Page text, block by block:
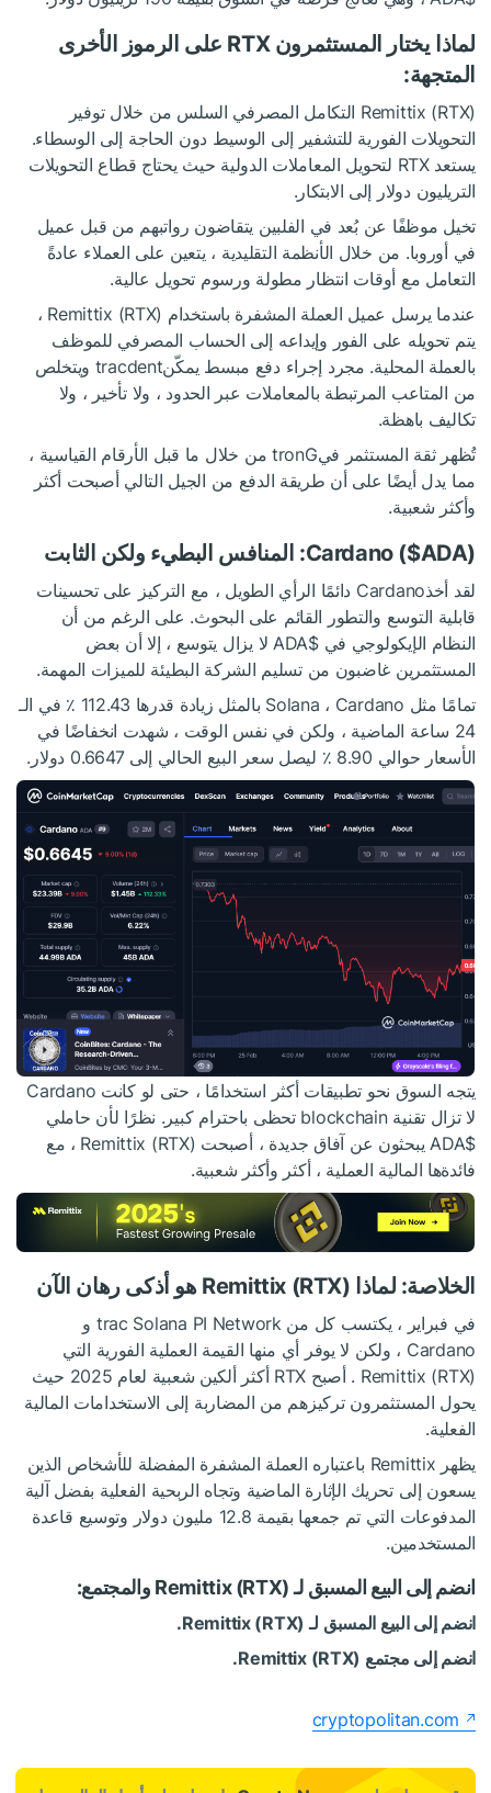
لماذا يختار المستثمرون RTX على الرموز الأخرى
المتجهة:
Remittix (RTX) التكامل المصرفي السلس من خلال توفير
التحويلات الفورية للتشفير إلى الوسيط دون الحاجة إلى الوسطاء.
يستعد RTX لتحويل المعاملات الدولية حيث يحتاج قطاع التحويلات
التريليون دولار إلى الابتكار.
تخيل موظفًا عن بُعد في الفلبين يتقاضون رواتبهم من قبل عميل
في أوروبا. من خلال الأنظمة التقليدية ، يتعين على العملاء عادةً
التعامل مع أوقات انتظار مطولة ورسوم تحويل عالية.
عندما يرسل عميل العملة المشفرة باستخدام Remittix (RTX) ،
يتم تحويله على الفور وإيداعه إلى الحساب المصرفي للموظف
بالعملة المحلية. مجرد إجراء دفع مبسط يمكّنtracdent ويتخلص
من المتاعب المرتبطة بالمعاملات عبر الحدود ، ولا تأخير ، ولا
تكاليف باهظة.
تُظهر ثقة المستثمر فيtronG من خلال ما قبل الأرقام القياسية ،
مما يدل أيضًا على أن طريقة الدفع من الجيل التالي أصبحت أكثر
وأكثر شعبية.
Cardano ($ADA): المنافس البطيء ولكن الثابت
لقد أخذCardano دائمًا الرأي الطويل ، مع التركيز على تحسينات
قابلية التوسع والتطور القائم على البحوث. على الرغم من أن
النظام الإيكولوجي في$ADA
لا يزال يتوسع ، إلا أن بعض
المستثمرين غاضبون من تسليم الشركة البطيئة للميزات المهمة.
تمامًا مثل Solana ، Cardano بالمثل زيادة قدرها 112.43 ٪ في الـ
24 ساعة الماضية ، ولكن في نفس الوقت ، شهدت انخفاضًا في
الأسعار حوالي 8.90 ٪ ليصل سعر البيع الحالي إلى 0.6647 دولار.
يتجه السوق نحو تطبيقات أكثر استخدامًا ، حتى لو كانت Cardano
لا تزال تقنية blockchain تحظى باحترام كبير. نظرًا لأن حاملي
$ADA
يبحثون عن آفاق جديدة ، أصبحت Remittix (RTX) ، مع
فائدةها المالية العملية ، أكثر وأكثر شعبية.
الخلاصة: لماذا Remittix (RTX) هو أذكى رهان الآن
في فبراير ، يكتسب كل من trac Solana PI Network و
Cardano ، ولكن لا يوفر أي منها القيمة العملية الفورية التي
Remittix (RTX) . أصبح RTX أكثر ألكين شعبية لعام 2025 حيث
يحول المستثمرون تركيزهم من المضاربة إلى الاستخدامات المالية
الفعلية.
يظهر Remittix باعتباره العملة المشفرة المفضلة للأشخاص الذين
يسعون إلى تحريك الإثارة الماضية وتجاه الربحية الفعلية بفضل آلية
المدفوعات التي تم جمعها بقيمة 12.8 مليون دولار وتوسيع قاعدة
المستخدمين.
انضم إلى البيع المسبق لـ Remittix (RTX) والمجتمع:
انضم إلى البيع المسبق لـ Remittix (RTX).
انضم إلى مجتمع Remittix (RTX).
cryptopolitan.com